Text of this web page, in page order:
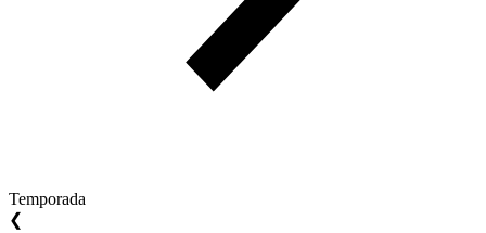
Temporada
❮